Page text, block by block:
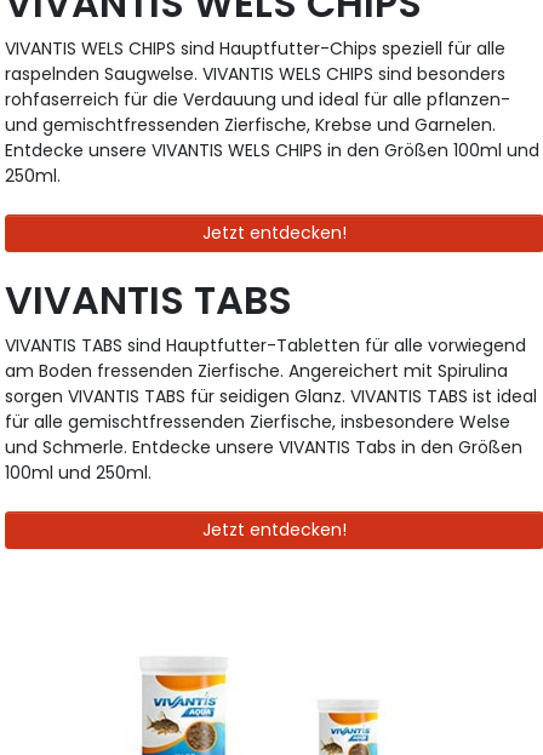
VIVANTIS WELS CHIPS sind Hauptfutter-Chips speziell für alle
raspelnden Saugwelse. VIVANTIS WELS CHIPS sind besonders
rohfaserreich für die Verdauung und ideal für alle pflanzen-
und gemischtfressenden Zierfische, Krebse und Garnelen.
Entdecke unsere VIVANTIS WELS CHIPS in den Größen 100ml und
250ml.
Jetzt entdecken!
VIVANTIS TABS
VIVANTIS TABS sind Hauptfutter-Tabletten für alle vorwiegend
am Boden fressenden Zierfische. Angereichert mit Spirulina
sorgen VIVANTIS TABS für seidigen Glanz. VIVANTIS TABS ist ideal
für alle gemischtfressenden Zierfische, insbesondere Welse
und Schmerle. Entdecke unsere VIVANTIS Tabs in den Größen
100ml und 250ml.
Jetzt entdecken!